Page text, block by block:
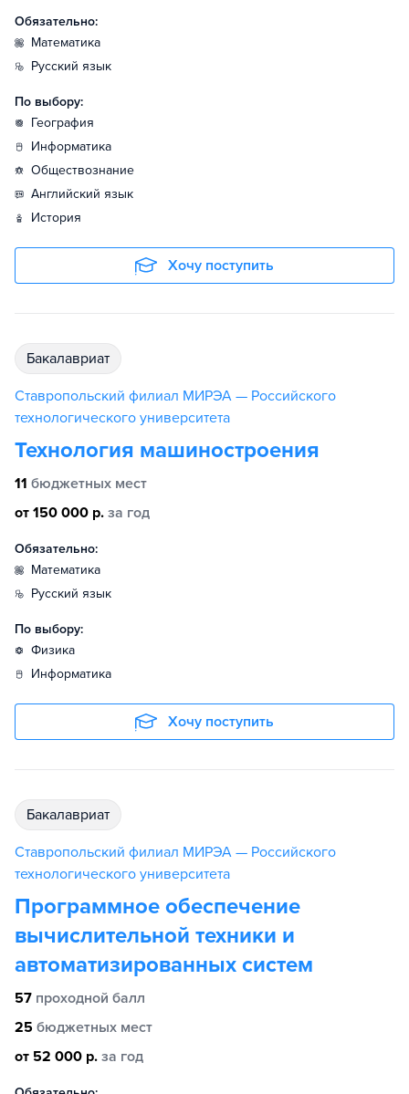
Обязательно:
математика
русский язык
По выбору:
география
информатика
обществознание
английский язык
история
Хочу поступить
бакалавриат
Ставропольский филиал МИРЭА — Российского
технологического университета
Технология машиностроения
11 бюджетных мест
от 150 000 р. за год
Обязательно:
математика
русский язык
По выбору:
физика
информатика
Хочу поступить
бакалавриат
Ставропольский филиал МИРЭА — Российского
технологического университета
Программное обеспечение
вычислительной техники и
автоматизированных систем
57 проходной балл
25 бюджетных мест
от 52 000 р. за год